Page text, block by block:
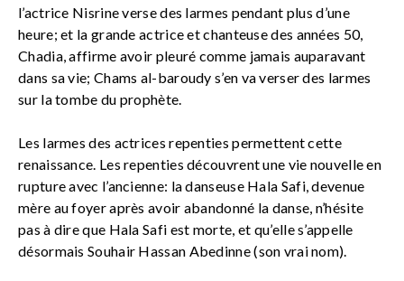
l’actrice Nisrine verse des larmes pendant plus d’une
heure; et la grande actrice et chanteuse des années 50,
Chadia, affirme avoir pleuré comme jamais auparavant
dans sa vie; Chams al-baroudy s’en va verser des larmes
sur la tombe du prophète.
Les larmes des actrices repenties permettent cette
renaissance. Les repenties découvrent une vie nouvelle en
rupture avec l’ancienne: la danseuse Hala Safi, devenue
mère au foyer après avoir abandonné la danse, n’hésite
pas à dire que Hala Safi est morte, et qu’elle s’appelle
désormais Souhair Hassan Abedinne (son vrai nom).